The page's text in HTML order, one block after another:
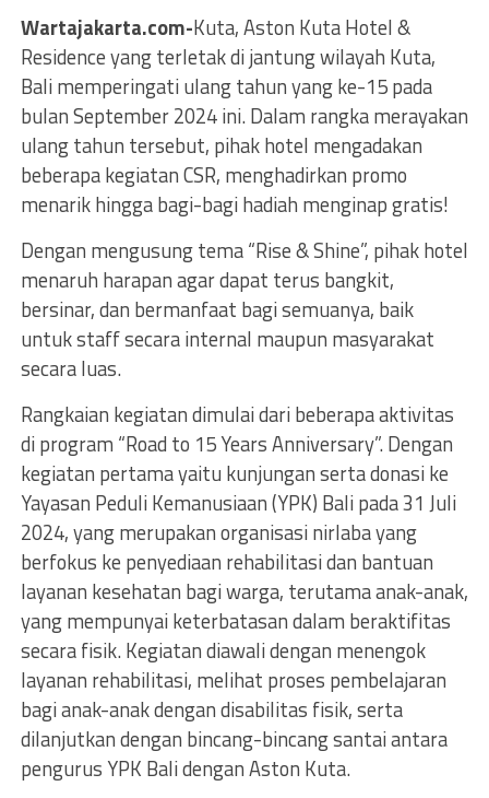
Wartajakarta.com-Kuta, Aston Kuta Hotel &
Residence yang terletak di jantung wilayah Kuta,
Bali memperingati ulang tahun yang ke-15 pada
bulan September 2024 ini. Dalam rangka merayakan
ulang tahun tersebut, pihak hotel mengadakan
beberapa kegiatan CSR, menghadirkan promo
menarik hingga bagi-bagi hadiah menginap gratis!
Dengan mengusung tema “Rise & Shine”, pihak hotel
menaruh harapan agar dapat terus bangkit,
bersinar, dan bermanfaat bagi semuanya, baik
untuk staff secara internal maupun masyarakat
secara luas.
Rangkaian kegiatan dimulai dari beberapa aktivitas
di program “Road to 15 Years Anniversary”. Dengan
kegiatan pertama yaitu kunjungan serta donasi ke
Yayasan Peduli Kemanusiaan (YPK) Bali pada 31 Juli
2024, yang merupakan organisasi nirlaba yang
berfokus ke penyediaan rehabilitasi dan bantuan
layanan kesehatan bagi warga, terutama anak-anak,
yang mempunyai keterbatasan dalam beraktifitas
secara fisik. Kegiatan diawali dengan menengok
layanan rehabilitasi, melihat proses pembelajaran
bagi anak-anak dengan disabilitas fisik, serta
dilanjutkan dengan bincang-bincang santai antara
pengurus YPK Bali dengan Aston Kuta.